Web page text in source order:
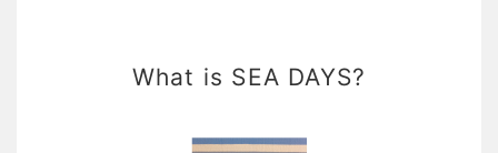
What is SEA DAYS?